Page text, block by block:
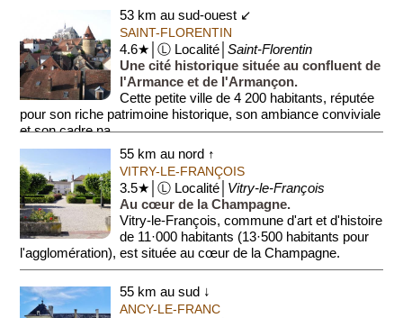
53 km au sud-ouest ↙
SAINT-FLORENTIN
4.6★│Ⓛ Localité│Saint-Florentin
Une cité historique située au confluent de
l'Armance et de l'Armançon.
Cette petite ville de 4 200 habitants, réputée
pour son riche patrimoine historique, son ambiance conviviale
et son cadre na...
55 km au nord ↑
VITRY-LE-FRANÇOIS
3.5★│Ⓛ Localité│ Vitry-le-François
Au cœur de la Champagne.
Vitry-le-François, commune d'art et d'histoire
de 11·000 habitants (13·500 habitants pour
l'agglomération), est située au cœur de la Champagne.
Elle est réputée pou...55 km au sud ↓
ANCY-LE-FRANC